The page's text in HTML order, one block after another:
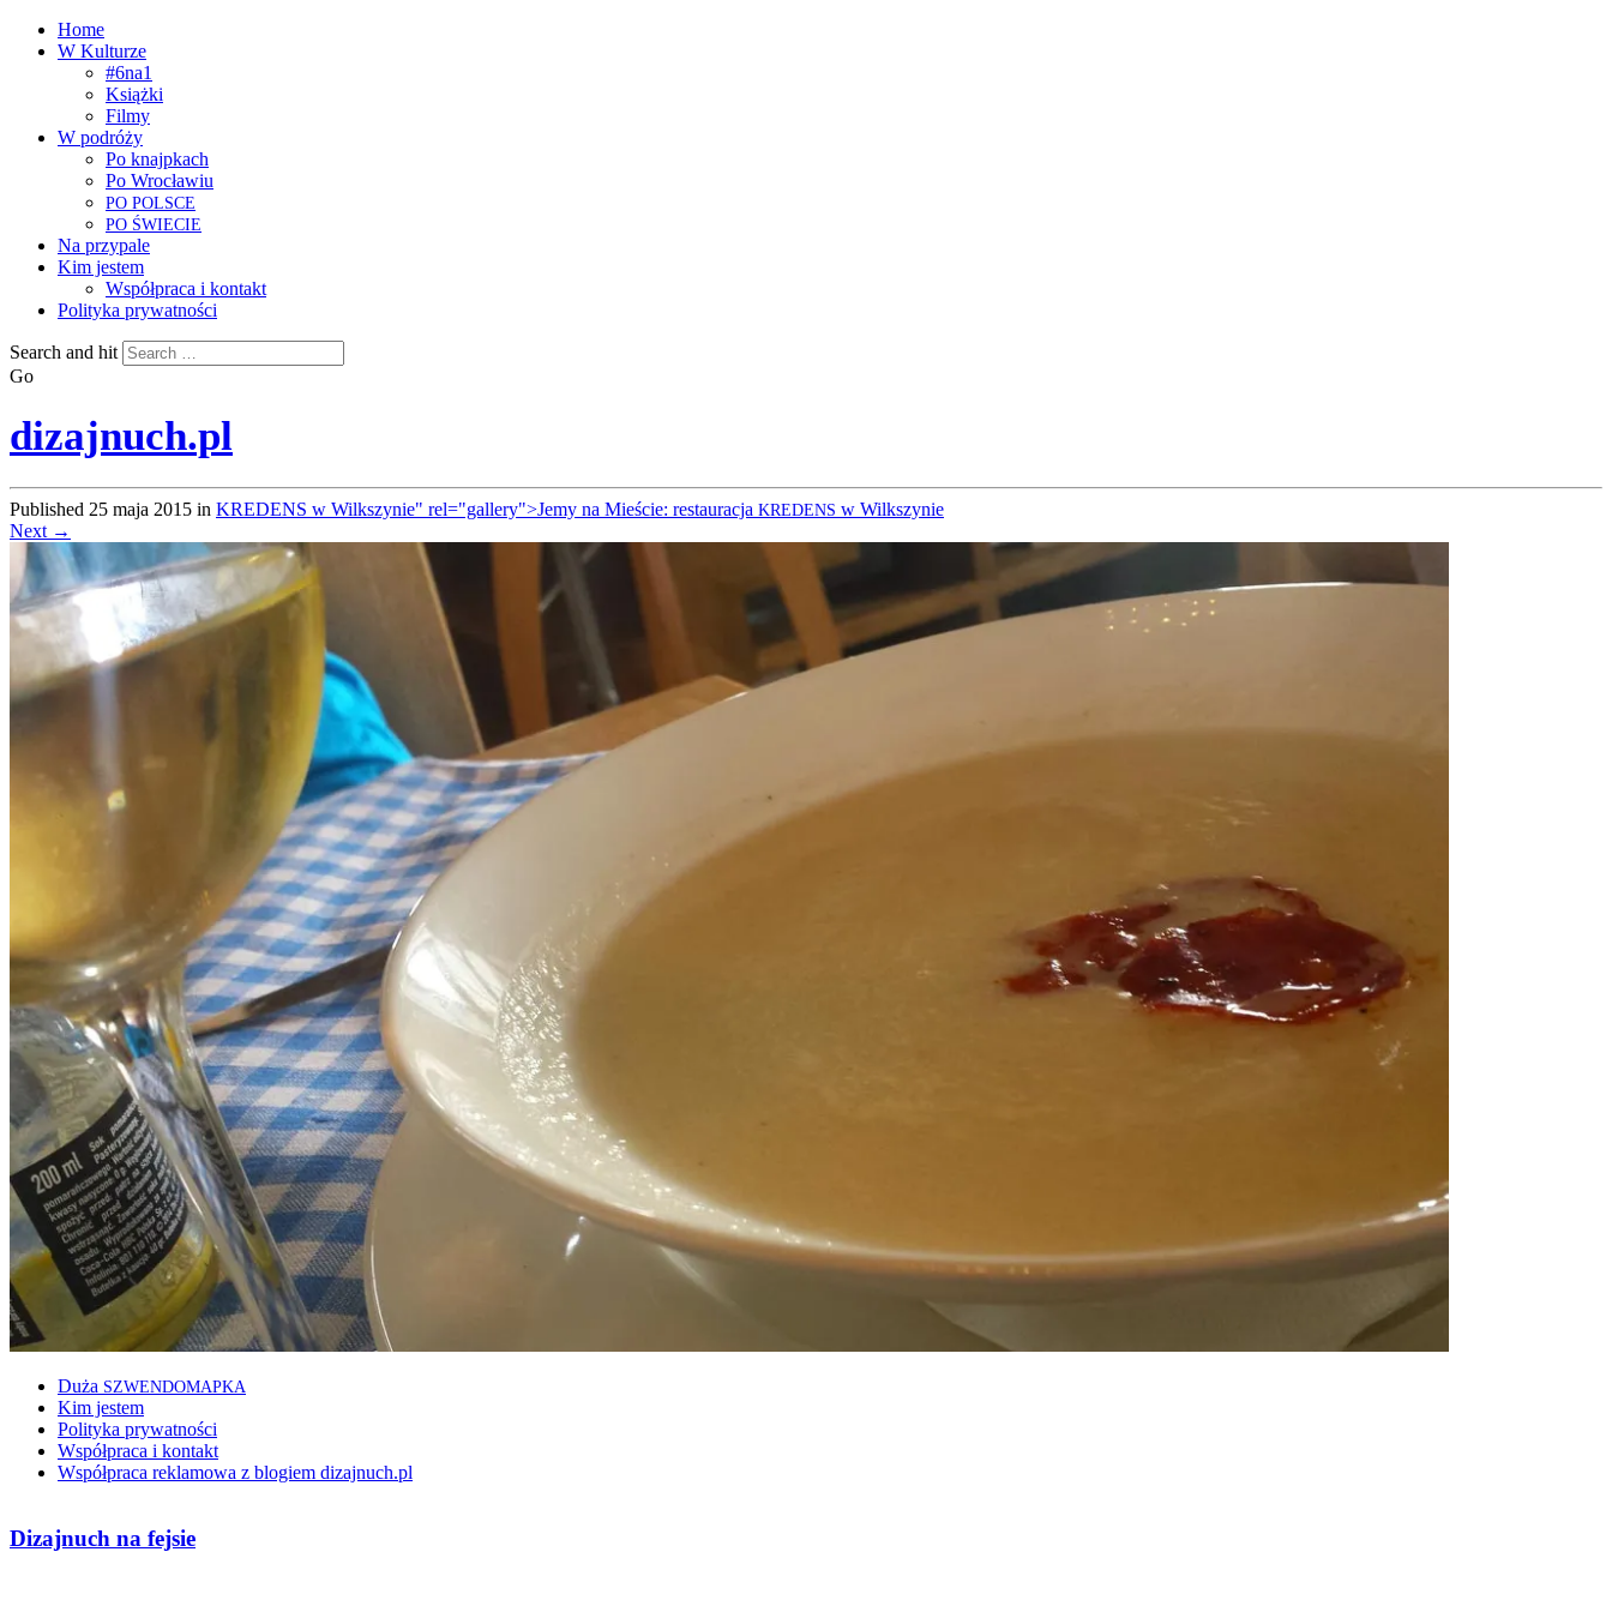
Home
W Kulturze
#6na1
Książki
Filmy
W podróży
Po knajpkach
Po Wrocławiu
PO POLSCE
PO ŚWIECIE
Na przypale
Kim jestem
Współpraca i kontakt
Polityka prywatności
Search and hit
Go
dizajnuch.pl
Published 25 maja 2015 in KREDENS w Wilkszynie" rel="gallery">Jemy na Mieście: restauracja KREDENS w Wilkszynie
Next →
Duża SZWENDOMAPKA
Kim jestem
Polityka prywatności
Współpraca i kontakt
Współpraca reklamowa z blogiem dizajnuch.pl
Dizajnuch na fejsie